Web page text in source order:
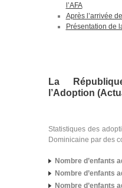
l’AFA
Après l’arrivée
Présentation de
La
l’Adoption
Statistiques des
Dominicaine par des
Nombre d’enfants
Nombre d’enfants
Nombre d’enfants